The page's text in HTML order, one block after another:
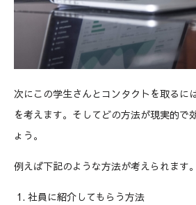
次にこの学生さんとコンタクトを取るに
を考えます。そしてどの方法が現実的で
ょう。
例えば下記のような方法が考えられます。
社員に紹介してもらう方法